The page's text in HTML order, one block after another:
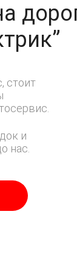
стоит
и
нас.